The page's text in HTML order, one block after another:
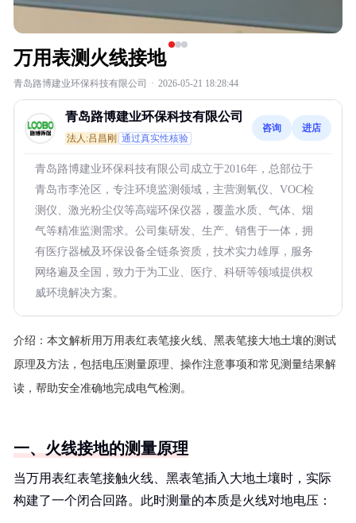
万用表测火线接地
青岛路博建业环保科技有限公司 · 2026-05-21 18:28:44
青岛路博建业环保科技有限公司
法人:吕昌刚 通过真实性核验
咨询 进店
青岛路博建业环保科技有限公司成立于2016年，总部位于
青岛市李沧区，专注环境监测领域，主营测氧仪、VOC检
测仪、激光粉尘仪等高端环保仪器，覆盖水质、气体、烟
气等精准监测需求。公司集研发、生产、销售于一体，拥
有医疗器械及环保设备全链条资质，技术实力雄厚，服务
网络遍及全国，致力于为工业、医疗、科研等领域提供权
威环境解决方案。
介绍： 本文解析用万用表红表笔接火线、黑表笔接大地土壤的测试
原理及方法，包括电压测量原理、操作注意事项和常见测量结果解
读，帮助安全准确地完成电气检测。
一、火线接地的测量原理
当万用表红表笔接触火线、黑表笔插入大地土壤时，实际
构建了一个闭合回路。此时测量的本质是火线对地电压：